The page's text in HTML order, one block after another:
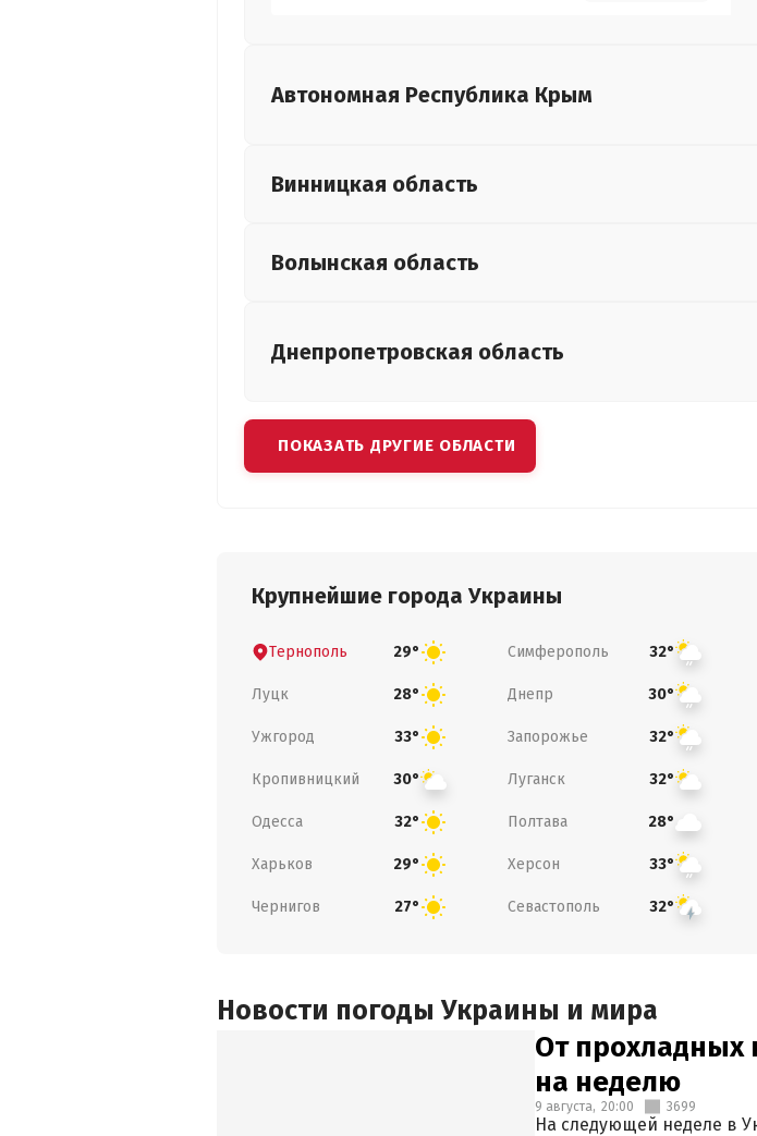
Автономная Республика Крым
Винницкая область
Волынская область
Днепропетровская область
ПОКАЗАТЬ ДРУГИЕ ОБЛАСТИ
Крупнейшие города Украины
Тернополь 29° Симферополь 32°
Луцк 28° Днепр 30°
Ужгород 33° Запорожье 32°
Кропивницкий 30° Луганск 32°
Одесса 32° Полтава 28°
Харьков 29° Херсон 33°
Чернигов 27° Севастополь 32°
Новости погоды Украины и мира
От прохладных
на неделю
9 августа, 20:00 3699
На следующей неделе в